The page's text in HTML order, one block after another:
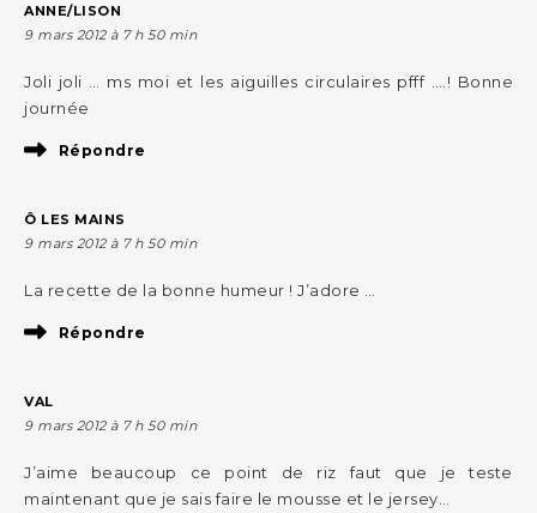
ANNE/LISON
9 mars 2012 à 7 h 50 min
Joli joli … ms moi et les aiguilles circulaires pfff ….! Bonne
journée
Répondre
Ô LES MAINS
9 mars 2012 à 7 h 50 min
La recette de la bonne humeur ! J’adore …
Répondre
VAL
9 mars 2012 à 7 h 50 min
J’aime beaucoup ce point de riz faut que je teste
maintenant que je sais faire le mousse et le jersey…